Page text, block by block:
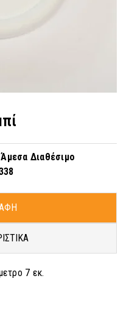
Άμεσα Διαθέσιμο
7 εκ.